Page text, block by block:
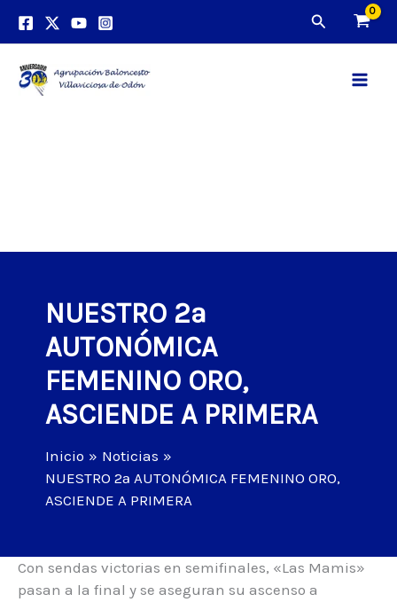
Buscar
NUESTRO 2ª
AUTONÓMICA
FEMENINO ORO,
ASCIENDE A PRIMERA
Inicio
Noticias
NUESTRO 2ª AUTONÓMICA FEMENINO ORO,
ASCIENDE A PRIMERA
Con sendas victorias en semifinales, «Las Mamis»
pasan a la final y se aseguran su ascenso a